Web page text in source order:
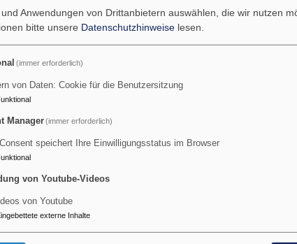
Dekanat
Anwendungen von Drittanbietern auswählen, die wir nutzen
bitte unsere Datenschutzhinweise lesen.
(immer erforderlich)
von Daten: Cookie für die Benutzersitzung
Manager(immer erforderlich)
speichert Ihre Einwilligungsstatus im Browser
von Youtube-Videos
von Youtube
externe Inhalte